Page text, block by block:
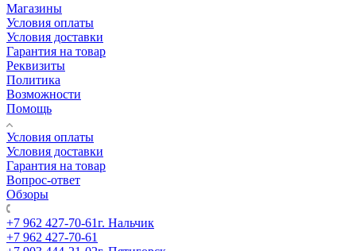
Магазины
Условия оплаты
Условия доставки
Гарантия на товар
Реквизиты
Политика
Возможности
Помощь
Условия оплаты
Условия доставки
Гарантия на товар
Вопрос-ответ
Обзоры
+7 962 427-70-61г. Нальчик
+7 962 427-70-61